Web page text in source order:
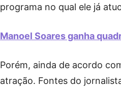
programa no qual ele já
Manoel Soares ganha
Porém, ainda de acordo
atração. Fontes do